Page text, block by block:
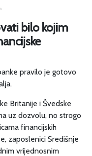
bilo kojim
pravilo je gotovo
Britanije i Švedske
uz dozvolu, no strogo
financijskih
zaposlenici Središnje
vrijednosnim